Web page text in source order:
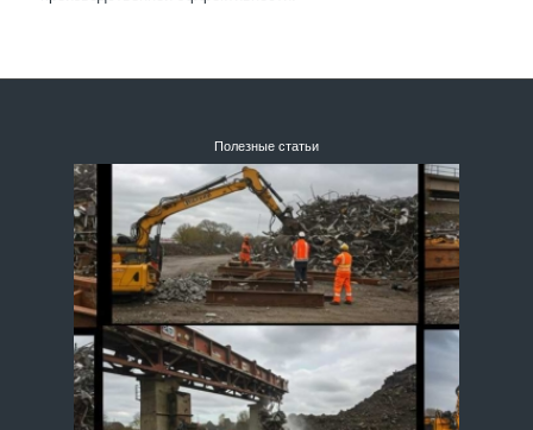
Полезные статьи